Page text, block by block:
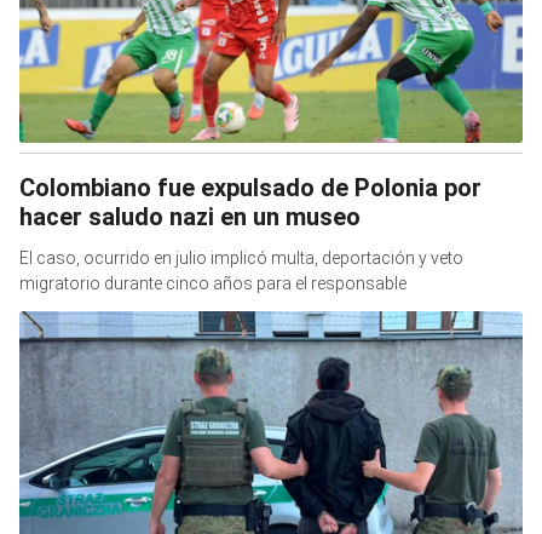
Colombiano fue expulsado de Polonia por
hacer saludo nazi en un museo
El caso, ocurrido en julio implicó multa, deportación y veto
migratorio durante cinco años para el responsable